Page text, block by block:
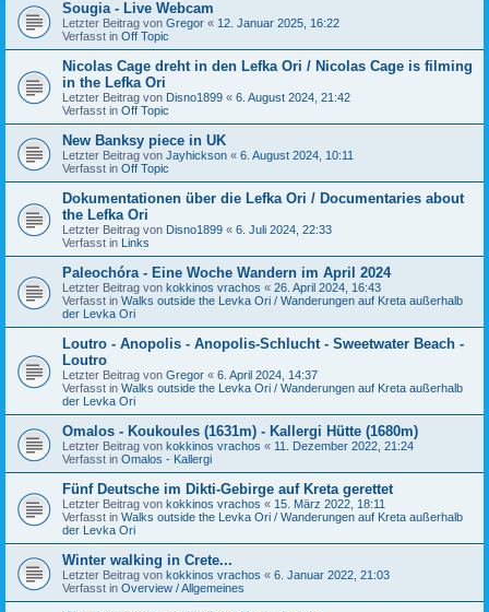
Sougia - Live Webcam
Letzter Beitrag von Gregor « 12. Januar 2025, 16:22
Verfasst in Off Topic
Nicolas Cage dreht in den Lefka Ori / Nicolas Cage is filming
in the Lefka Ori
Letzter Beitrag von Disno1899 « 6. August 2024, 21:42
Verfasst in Off Topic
New Banksy piece in UK
Letzter Beitrag von Jayhickson « 6. August 2024, 10:11
Verfasst in Off Topic
Dokumentationen über die Lefka Ori / Documentaries about
the Lefka Ori
Letzter Beitrag von Disno1899 « 6. Juli 2024, 22:33
Verfasst in Links
Paleochóra - Eine Woche Wandern im April 2024
Letzter Beitrag von kokkinos vrachos « 26. April 2024, 16:43
Verfasst in Walks outside the Levka Ori / Wanderungen auf Kreta außerhalb
der Levka Ori
Loutro - Anopolis - Anopolis-Schlucht - Sweetwater Beach -
Loutro
Letzter Beitrag von Gregor « 6. April 2024, 14:37
Verfasst in Walks outside the Levka Ori / Wanderungen auf Kreta außerhalb
der Levka Ori
Omalos - Koukoules (1631m) - Kallergi Hütte (1680m)
Letzter Beitrag von kokkinos vrachos « 11. Dezember 2022, 21:24
Verfasst in Omalos - Kallergi
Fünf Deutsche im Dikti-Gebirge auf Kreta gerettet
Letzter Beitrag von kokkinos vrachos « 15. März 2022, 18:11
Verfasst in Walks outside the Levka Ori / Wanderungen auf Kreta außerhalb
der Levka Ori
Winter walking in Crete...
Letzter Beitrag von kokkinos vrachos « 6. Januar 2022, 21:03
Verfasst in Overview / Allgemeines